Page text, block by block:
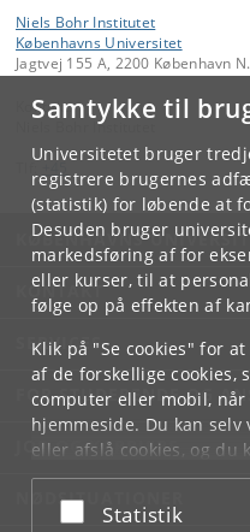
Samtykke til
Universitetet bruger
registrere brugernes
(statistik) for løbende at
Desuden bruger
markedsføring af for
eller kurser, til at
følge op på effekten af
Klik på "Se cookies" for
af de forskellige cookies,
computer eller mobil,
hjemmeside. Du kan
eller afslå cookies, og
underCookie- og
bunden af hver side.
Acceptér eller afslå
Statistik
Niels Bohr Institutet
Københavns Universitet
Jagtvej 155 A, 2200 København N.
Kontakt:
Niels Bohr Institutet
KØBENHAVNS
KONTAKT
SERVICES
FOR STUDERENDE OG
JOB OG KARRIERE
NØDSITUATIONER